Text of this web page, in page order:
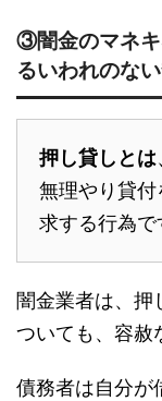
③闇金のマネキ
るいわれのな
押し貸しとは
無理やり貸
求する行為で
闇金業者は、押
ついても、容赦
債務者は自分が